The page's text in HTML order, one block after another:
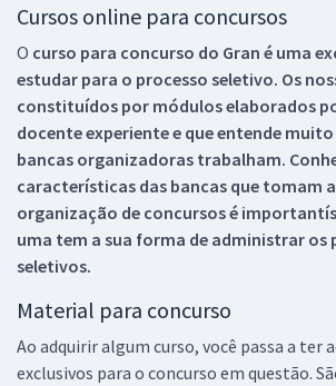
Cursos online para concursos
O curso para concurso do Gran é uma
estudar para o processo seletivo. Os
constituídos por módulos elaborados
docente experiente e que entende
bancas organizadoras trabalham.
características das bancas que tomam
organização de concursos é
uma tem a sua forma de administrar os
seletivos.
Material para concurso
Ao adquirir algum curso, você passa a ter
exclusivos para o concurso em questão.